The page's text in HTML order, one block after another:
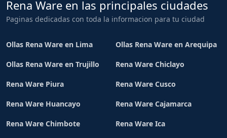
Rena Ware en las principales ciudades
Paginas dedicadas con toda la informacion para tu ciudad
Ollas Rena Ware en Lima Ollas Rena Ware en Arequipa
Ollas Rena Ware en Trujillo Rena Ware Chiclayo
Rena Ware Piura Rena Ware Cusco
Rena Ware Huancayo Rena Ware Cajamarca
Rena Ware Chimbote Rena Ware Ica